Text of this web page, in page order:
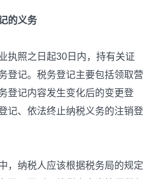
的义务
照之日起30日内，持有关证
登记。税务登记主要包括领取营
登记内容发生变化后的变更登
记、依法终止纳税义务的注销登
纳税人应该根据税务局的规定